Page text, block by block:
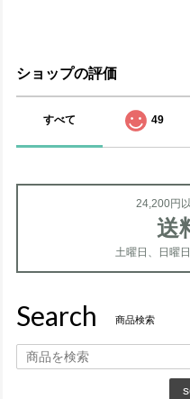
ショップの評価
すべて 49
24,200円
送
土曜日、日曜
Search 商品検索